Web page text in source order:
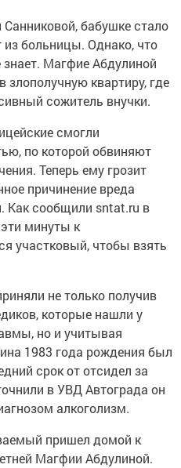
бабушке стало
больницы. Однако, что
Магфие Абдулиной
злополучную квартиру, где
сожитель внучки.
смогли
по которой обвиняют
Теперь ему грозит
причинение вреда
Как сообщили sntat.ru в
минуты к
участковый, чтобы взять
не только получив
которые нашли у
но и учитывая
1983 года рождения был
срок от отсидел за
в УВД Автограда он
алкоголизм.
пришел домой к
Магфии Абдулиной.